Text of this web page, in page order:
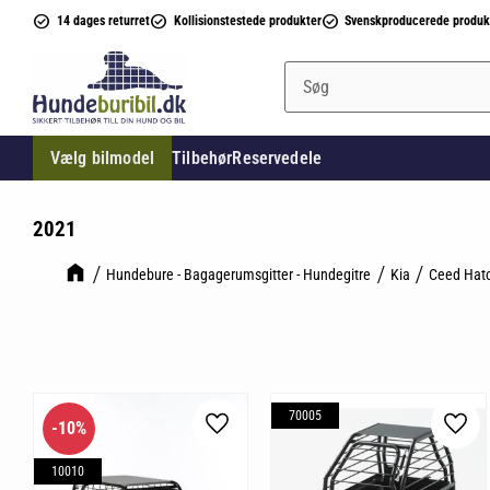
14 dages returret Kollisionstestede produkter Svenskproducerede
Vælg bilmodel TilbehørReservedele
2021
Hundebure - Bagagerumsgitter - Hundegitre Kia Ceed
10%
10010
Gem som favorit
70005